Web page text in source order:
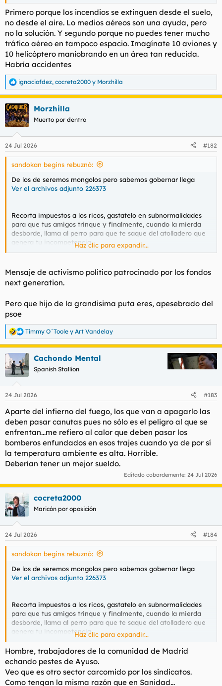
una buena solución o estoy yo más agilipollao de lo normal
haciendo esta pregunta?
Es como apagar de golpe una barbacoa con un cubo de agua o
hacerlo a base de gargajos, no sé, estaré gilipollas pero treinta
efectivos digo yo que harán más que uno o dos. Es que me
cabrea mucho este asunto. Los incendios y la sequía no me
molan nada.
Gracias y queLOLle bendiga.
Primero porque los incendios se extinguen desde el suelo,
no desde el aire. Lo medios aéreos son una ayuda, pero
no la solución. Y segundo porque no puedes tener mucho
tráfico aéreo en tampoco espacio. Imagínate 10 aviones y
10 helicóptero maniobrando en un área tan reducida.
Habría accidentes
R
e
c
c
i
e
s
ignaciofdez, cocreta2000 y Morzhilla
Morzhilla
Muerto por dentro
24 Jul 2026 #182
sandokan begins rebuznó:
De los de seremos mongolos pero sabemos gobernar llega
Ver el archivos adjunto 226373
Recorta impuestos a los ricos, gastatelo en subnormalidades
para que tus amigos trinque y finalmente, cuando la mierda
desborde, llama al perro para que te saque del atolladero que
genera tu incompetencia.
Ver el archivos adjunto 226375
Haz clic para expandir...
Mensaje de activismo politico patrocinado por los fondos
next generation.
Pero que hijo de la grandisima puta eres, apesebrado del
psoe
R
e
c
c
i
e
:
Timmy O´Toole y Art Vandelay
Cachondo Mental
Spanish Stallion
24 Jul 2026 #183
Aparte del infierno del fuego, los que van a apagarlo las
deben pasar canutas pues no sólo es el peligro al que se
enfrentan...me refiero al calor que deben pasar los
bomberos enfundados en esos trajes cuando ya de por sí
la temperatura ambiente es alta. Horrible.
Deberían tener un mejor sueldo.
Editado cobardemente: 24 Jul 2026
cocreta2000
Maricón por oposición
24 Jul 2026 #184
sandokan begins rebuznó:
De los de seremos mongolos pero sabemos gobernar llega
Ver el archivos adjunto 226373
Recorta impuestos a los ricos, gastatelo en subnormalidades
para que tus amigos trinque y finalmente, cuando la mierda
desborde, llama al perro para que te saque del atolladero que
genera tu incompetencia.
Ver el archivos adjunto 226375
Haz clic para expandir...
Hombre, trabajadores de la comunidad de Madrid
echando pestes de Ayuso.
Veo que es otro sector carcomido por los sindicatos.
Como tengan la misma razón que en Sanidad...